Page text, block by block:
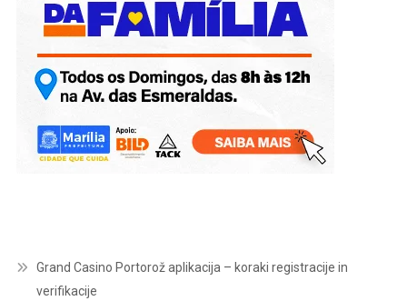
Grand Casino Portorož aplikacija – koraki registracije in
verifikacije